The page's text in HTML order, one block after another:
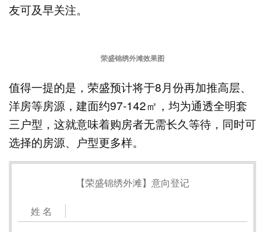
友可及早关注。
荣盛锦绣外滩效果图
值得一提的是，荣盛预计将于8月份再加推高层、
洋房等房源，建面约97-142㎡，均为通透全明套
三户型，这就意味着购房者无需长久等待，同时可
选择的房源、户型更多样。
【荣盛锦绣外滩】意向登记
姓 名